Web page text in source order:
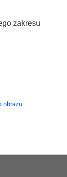
zakresu
obrazu